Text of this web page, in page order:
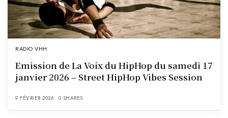
RADIO VHH
Emission de La Voix du HipHop du samedi 17
janvier 2026 – Street HipHop Vibes Session
9 FÉVRIER 2026 0 SHARES